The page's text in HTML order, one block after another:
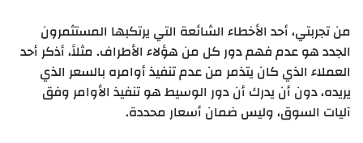
من تجربتي، أحد الأخطاء الشائعة التي يرتكبها المستثمرون
الجدد هو عدم فهم دور كل من هؤلاء الأطراف. مثلاً، أذكر أحد
العملاء الذي كان يتذمر من عدم تنفيذ أوامره بالسعر الذي
يريده، دون أن يدرك أن دور الوسيط هو تنفيذ الأوامر وفق
آليات السوق، وليس ضمان أسعار محددة.